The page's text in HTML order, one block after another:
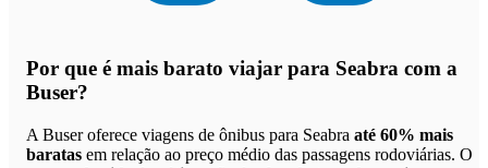
Por que é mais barato viajar para Seabra com a
Buser?
A Buser oferece viagens de ônibus para Seabra até 60% mais
baratas em relação ao preço médio das passagens rodoviárias. O